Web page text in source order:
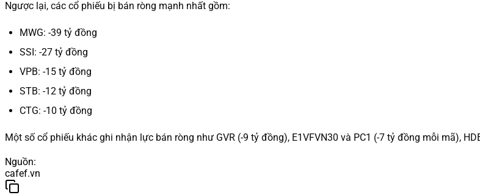
Ngược lại, các cổ phiếu bị bán ròng mạnh nhất gồm:
MWG: -39 tỷ đồng
SSI: -27 tỷ đồng
VPB: -15 tỷ đồng
STB: -12 tỷ đồng
CTG: -10 tỷ đồng
Một số cổ phiếu khác ghi nhận lực bán ròng như GVR (-9 tỷ đồng), E1VFVN30 và PC1 (-7 tỷ đồng mỗi mã),
Nguồn:
cafef.vn